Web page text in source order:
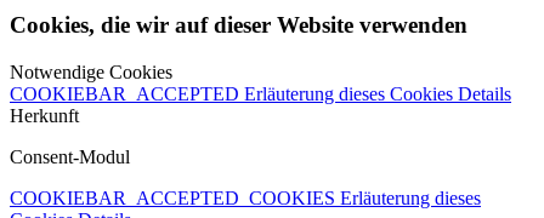
Cookies, die wir auf dieser Website verwenden
Notwendige Cookies
COOKIEBAR_ACCEPTED Erläuterung dieses Cookies Details
Herkunft
Consent-Modul
COOKIEBAR_ACCEPTED_COOKIES Erläuterung dieses